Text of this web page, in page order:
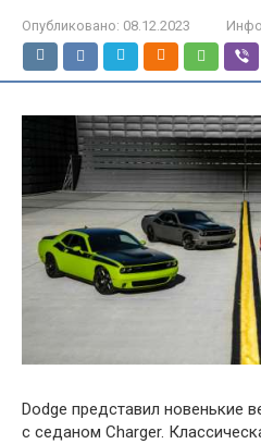
Опубликовано: 08.12.2023
Dodge представил новенькие
с седаном Charger.